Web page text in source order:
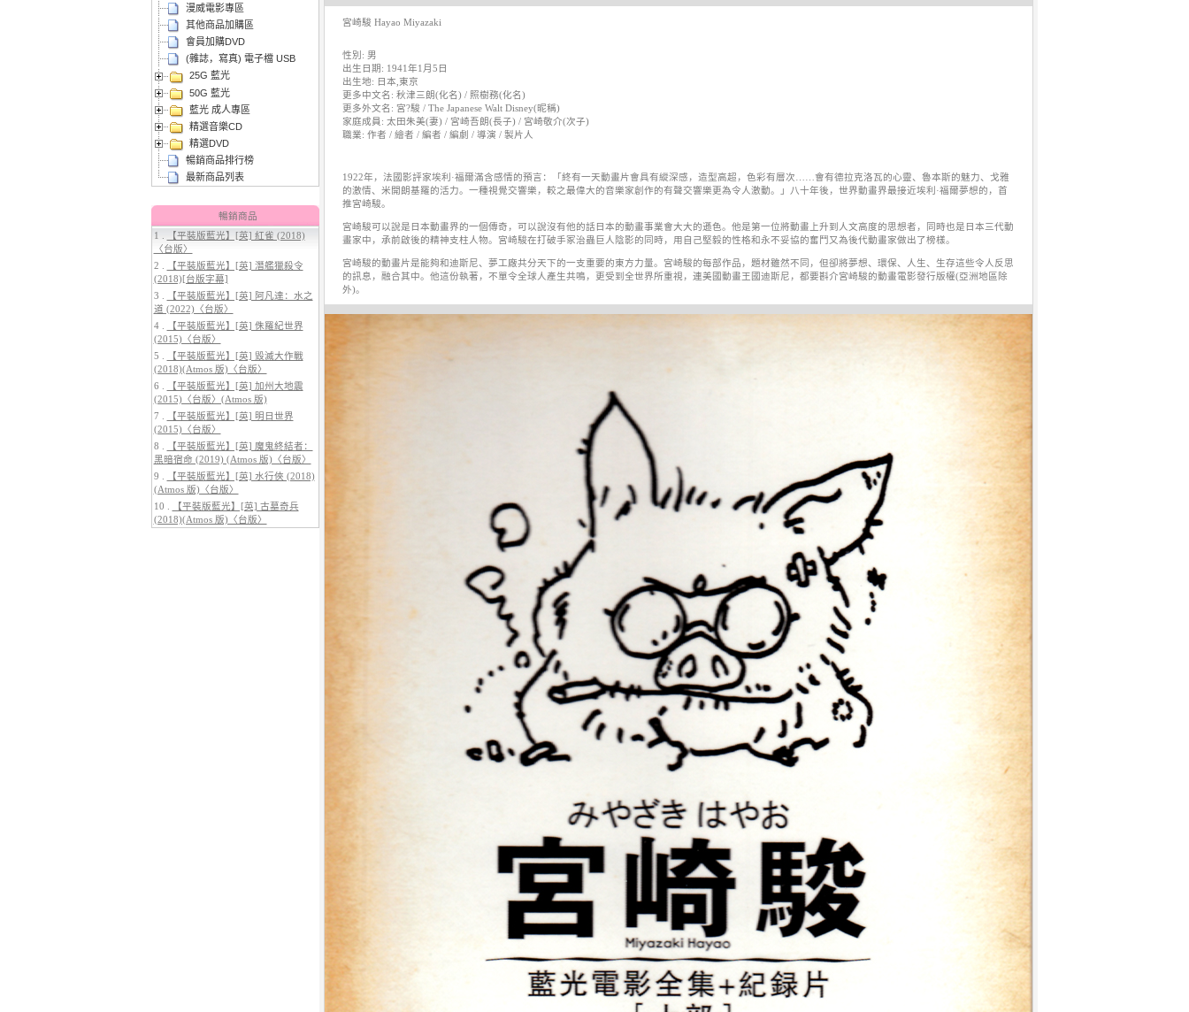
3.【平裝版藍光】[英] 太空超人
(2026)[台版字幕]
4.【平裝版藍光】[英] 穿著PRADA
的惡魔 2 (2026)[台版字幕]
5.【平裝版藍光】[英] 巔峰獵殺
(2026)
漫威電影專區
其他商品加購區
會員加購DVD
(雜誌，寫真) 電子檔 USB
25G 藍光
50G 藍光
藍光 成人專區
精選音樂CD
精選DVD
暢銷商品排行榜
最新商品列表
暢銷商品
1 .
【平裝版藍光】[英] 紅雀 (2018)
〈台版〉
2 .
【平裝版藍光】[英] 潛艦獵殺令
(2018)[台版字幕]
3 .
【平裝版藍光】[英] 阿凡達：水之
道 (2022)〈台版〉
4 .
【平裝版藍光】[英] 侏羅紀世界
(2015)〈台版〉
5 .
【平裝版藍光】[英] 毀滅大作戰
(2018)(Atmos 版)〈台版〉
6 .
【平裝版藍光】[英] 加州大地震
(2015)〈台版〉(Atmos 版)
7 .
【平裝版藍光】[英] 明日世界
(2015)〈台版〉
8 .
【平裝版藍光】[英] 魔鬼終結者：
黑暗宿命 (2019) (Atmos 版)〈台版〉
9 .
【平裝版藍光】[英] 水行俠 (2018)
(Atmos 版)〈台版〉
10 .
【平裝版藍光】[英] 古墓奇兵
(2018)(Atmos 版)〈台版〉
宮崎駿 Hayao Miyazaki
性別: 男
出生日期: 1941年1月5日
出生地: 日本,東京
更多中文名: 秋津三朗(化名) / 照樹務(化名)
更多外文名: 宮?駿 / The Japanese Walt Disney(昵稱)
家庭成員: 太田朱美(妻) / 宮崎吾朗(長子) / 宮崎敬介(次子)
職業: 作者 / 繪者 / 編者 / 編劇 / 導演 / 製片人
1922年，法國影評家埃利·福爾滿含感情的預言：「終有一天動畫片會具有縱深感，造型高超，色彩有層次……會有德拉克洛瓦的心靈、魯本斯的魅力、戈雅
的激情、米開朗基羅的活力。一種視覺交響樂，較之最偉大的音樂家創作的有聲交響樂更為令人激動。」八十年後，世界動畫界最接近埃利·福爾夢想的，首
推宮崎駿。
宮崎駿可以說是日本動畫界的一個傳奇，可以說沒有他的話日本的動畫事業會大大的遜色。他是第一位將動畫上升到人文高度的思想者，同時也是日本三代動
畫家中，承前啟後的精神支柱人物。宮崎駿在打破手冢治蟲巨人陰影的同時，用自己堅毅的性格和永不妥協的奮鬥又為後代動畫家做出了榜樣。
宮崎駿的動畫片是能夠和迪斯尼、夢工廠共分天下的一支重要的東方力量。宮崎駿的每部作品，題材雖然不同，但卻將夢想、環保、人生、生存這些令人反思
的訊息，融合其中。他這份執著，不單令全球人產生共鳴，更受到全世界所重視，連美國動畫王國迪斯尼，都要斟介宮崎駿的動畫電影發行版權(亞洲地區除
外)。